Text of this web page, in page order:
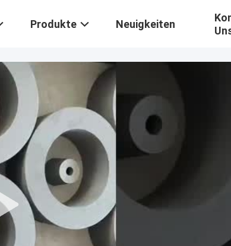
Produkte Neuigkeiten